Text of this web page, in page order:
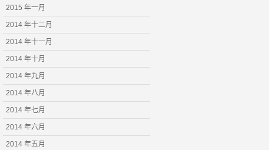
2015 年一月
2014 年十二月
2014 年十一月
2014 年十月
2014 年九月
2014 年八月
2014 年七月
2014 年六月
2014 年五月